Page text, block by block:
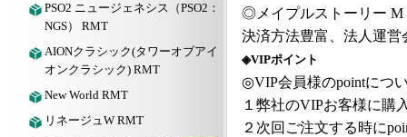
PSO2 ニュージェネシス（PSO2：
NGS） RMT
AIONクラシック(タワーオブアイ
オンクラシック) RMT
New World RMT
リネージュW RMT
◎ メイプルストーリー M
決済方法豊富、法人運
◈VIPポイント
◎VIP会員様のpointにつ
１弊社のVIPお客様に購
２次回ご注文する時に